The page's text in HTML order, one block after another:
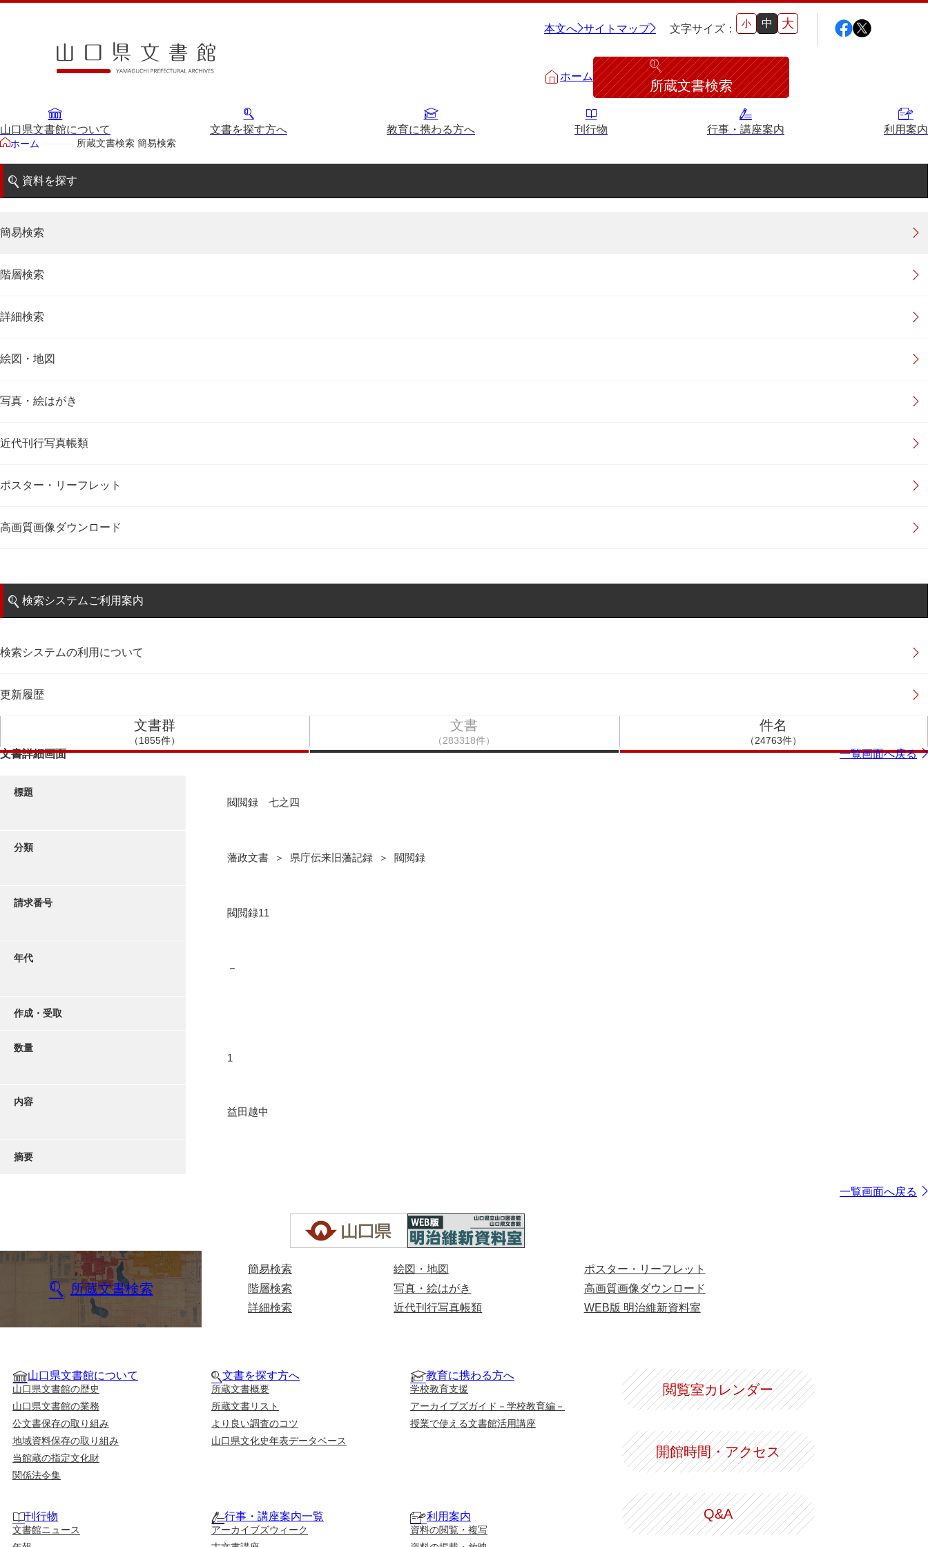
本文へ サイトマップ 文字サイズ： 小 中 大
ホーム
所蔵文書検索
山口県文書館について 文書を探す方へ 教育に携わる方へ 刊行物 行事・講座案内 利用案内
ホーム 所蔵文書検索 簡易検索
資料を探す
簡易検索
階層検索
詳細検索
絵図・地図
写真・絵はがき
近代刊行写真帳類
ポスター・リーフレット
高画質画像ダウンロード
検索システムご利用案内
検索システムの利用について
更新履歴
文書群
（1855件）
文書
（283318件）
件名
（24763件）
文書詳細画面 一覧画面へ戻る
標題
閥閲録 七之四
分類
藩政文書 ＞ 県庁伝来旧藩記録 ＞ 閥閲録
請求番号
閥閲録11
年代
－
作成・受取
数量
1
内容
益田越中
摘要
一覧画面へ戻る
所蔵文書検索
簡易検索
階層検索
詳細検索
絵図・地図
写真・絵はがき
近代刊行写真帳類
ポスター・リーフレット
高画質画像ダウンロード
WEB版 明治維新資料室
山口県文書館について
山口県文書館の歴史
山口県文書館の業務
公文書保存の取り組み
地域資料保存の取り組み
当館蔵の指定文化財
関係法令集
文書を探す方へ
所蔵文書概要
所蔵文書リスト
より良い調査のコツ
山口県文化史年表データベース
教育に携わる方へ
学校教育支援
アーカイブズガイド－学校教育編－
授業で使える文書館活用講座
刊行物
文書館ニュース
行事・講座案内一覧
アーカイブズウィーク
利用案内
資料の閲覧・複写
閲覧室カレンダー
開館時間・アクセス
Q&A